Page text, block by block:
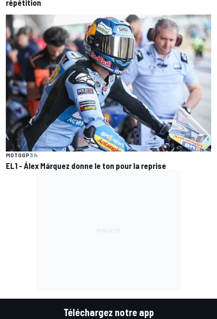
répétition
MOTOGP3 h
EL1 - Álex Márquez donne le ton pour la reprise
Téléchargez notre app